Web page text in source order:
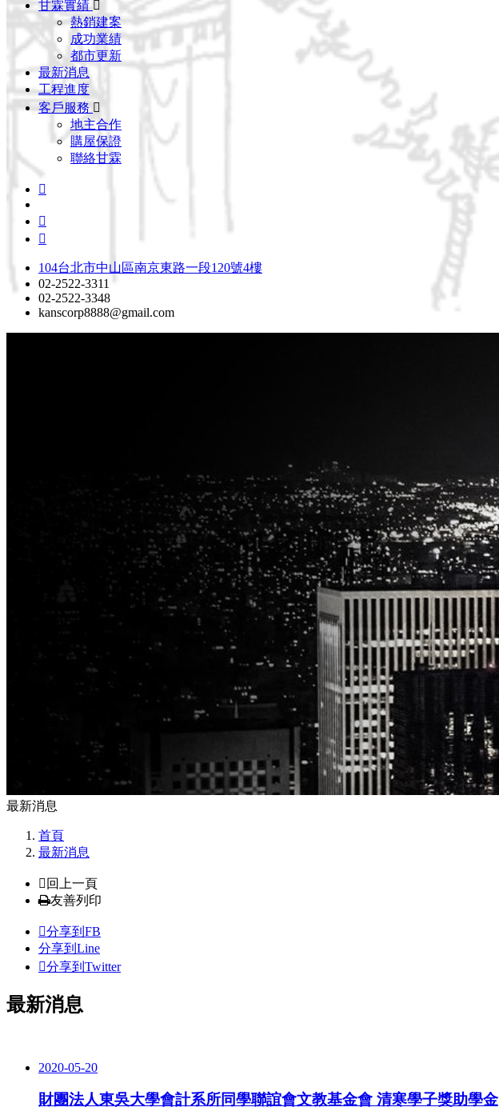
甘霖實績
熱銷建案
成功業績
都市更新
最新消息
工程進度
客戶服務
地主合作
購屋保證
聯絡甘霖
104台北市中山區南京東路一段120號4樓
02-2522-3311
02-2522-3348
kanscorp8888@gmail.com
最新消息
首頁
最新消息
回上一頁
友善列印
分享到FB
分享到Line
分享到Twitter
最新消息
2020-05-20
財團法人東吳大學會計系所同學聯誼會文教基金會 清寒學子獎助學金